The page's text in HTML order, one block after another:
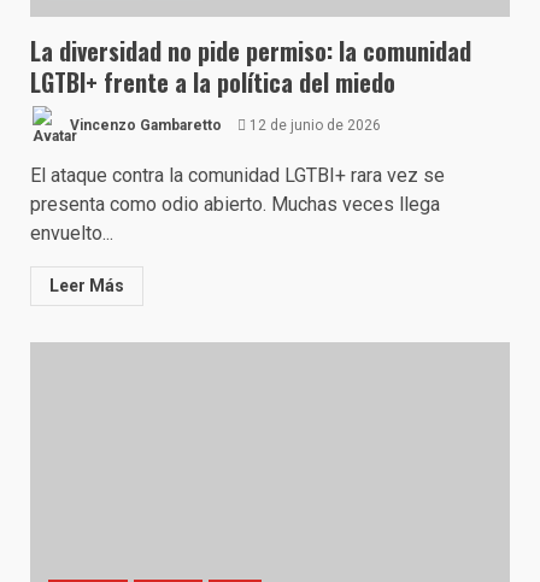
La diversidad no pide permiso: la comunidad
LGTBI+ frente a la política del miedo
Vincenzo Gambaretto 12 de junio de 2026
El ataque contra la comunidad LGTBI+ rara vez se
presenta como odio abierto. Muchas veces llega
envuelto...
Leer Más